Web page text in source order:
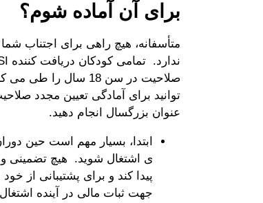
برای آن آماده شوم؟
صلاحیت در سن 18
عنوان بزرگسال انجام دهید.
ابتدا، بسیار مهم است حین
پیدا کند و برای پشتیبانی از
جهت ثبات مالی در آینده